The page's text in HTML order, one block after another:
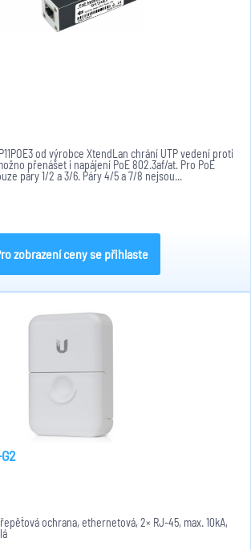
od výrobce XtendLan chrání UTP vedení proti
přenášet i napájení PoE 802.3af/at. Pro PoE
páry 1/2 a 3/6. Páry 4/5 a 7/8 nejsou...
zobrazení ceny se přihlaste
ochrana, ethernetová, 2× RJ-45, max. 10kA,